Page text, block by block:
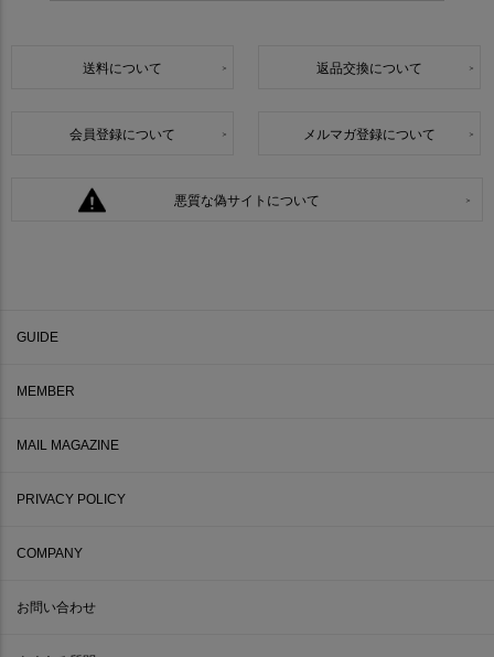
送料について 返品交換について
会員登録について メルマガ登録について
悪質な偽サイトについて
GUIDE
MEMBER
MAIL MAGAZINE
PRIVACY POLICY
COMPANY
お問い合わせ